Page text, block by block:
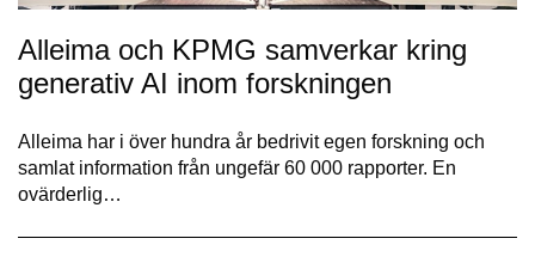
Alleima och KPMG samverkar kring
generativ AI inom forskningen
Alleima har i över hundra år bedrivit egen forskning och
samlat information från ungefär 60 000 rapporter. En
ovärderlig…